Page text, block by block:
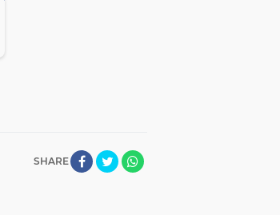
SHARE